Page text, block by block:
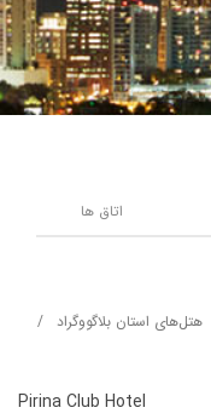
اتاق ها
هتل‌های استان بلاگووگراد
Pirina Club Hotel